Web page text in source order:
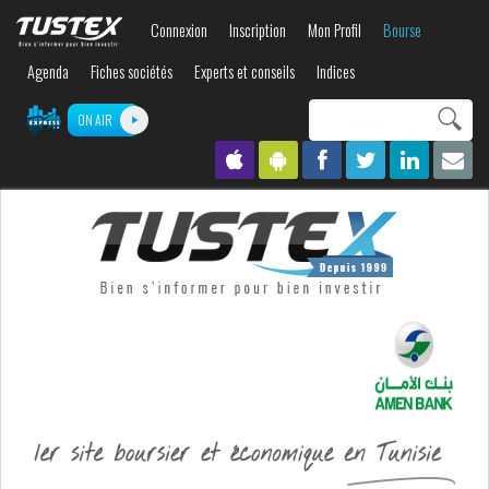
contenu
Connexion Inscription Mon Profil
Bourse
Agenda
Fiches sociétés Experts et conseils Indices
ON AIR
recherche